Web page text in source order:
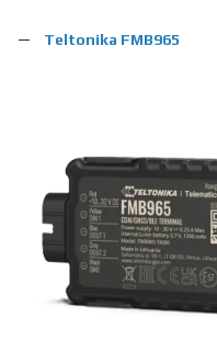
Teltonika FMВ965